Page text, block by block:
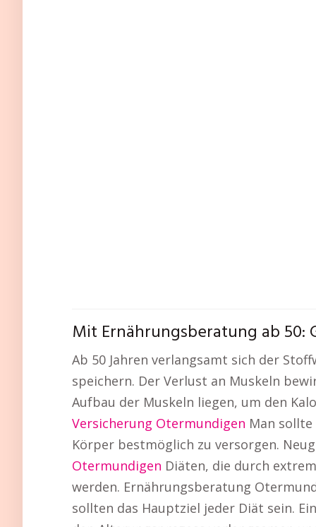
Mit Ernährungsberatung ab 50:
Ab 50 Jahren verlangsamt sich der
speichern. Der Verlust an Muskeln
Aufbau der Muskeln liegen, um den
Versicherung Otermundigen Man
Körper bestmöglich zu versorgen.
Otermundigen Diäten, die durch
werden. Ernährungsberatung
sollten das Hauptziel jeder Diät sein.